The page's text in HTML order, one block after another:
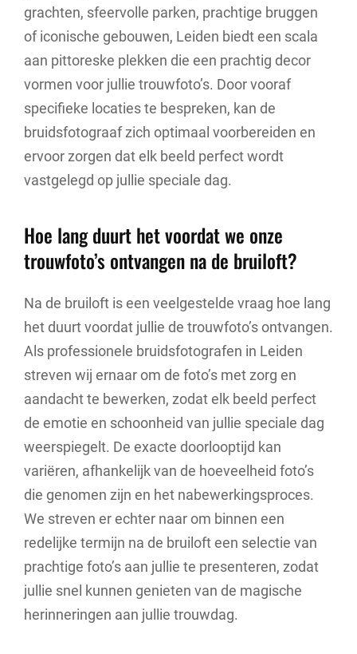
grachten, sfeervolle parken, prachtige bruggen
of iconische gebouwen, Leiden biedt een scala
aan pittoreske plekken die een prachtig decor
vormen voor jullie trouwfoto’s. Door vooraf
specifieke locaties te bespreken, kan de
bruidsfotograaf zich optimaal voorbereiden en
ervoor zorgen dat elk beeld perfect wordt
vastgelegd op jullie speciale dag.
Hoe lang duurt het voordat we onze
trouwfoto’s ontvangen na de bruiloft?
Na de bruiloft is een veelgestelde vraag hoe lang
het duurt voordat jullie de trouwfoto’s ontvangen.
Als professionele bruidsfotografen in Leiden
streven wij ernaar om de foto’s met zorg en
aandacht te bewerken, zodat elk beeld perfect
de emotie en schoonheid van jullie speciale dag
weerspiegelt. De exacte doorlooptijd kan
variëren, afhankelijk van de hoeveelheid foto’s
die genomen zijn en het nabewerkingsproces.
We streven er echter naar om binnen een
redelijke termijn na de bruiloft een selectie van
prachtige foto’s aan jullie te presenteren, zodat
jullie snel kunnen genieten van de magische
herinneringen aan jullie trouwdag.